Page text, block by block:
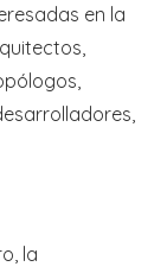
en la
la